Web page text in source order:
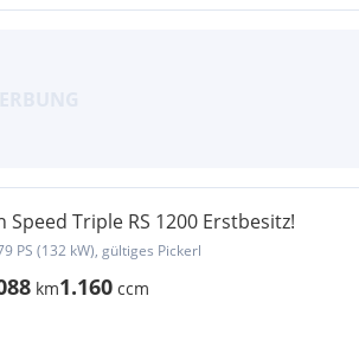
Speed Triple RS 1200 Erstbesitz!
PS (132 kW), gültiges Pickerl
km1.160 ccm